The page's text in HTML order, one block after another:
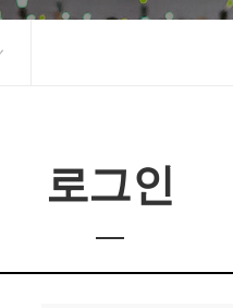
로그인